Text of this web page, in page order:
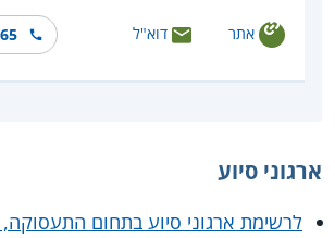
אתר דוא"ל
ארגוני סיוע
לרשימת ארגוני סיוע בתחום התעסוקה,